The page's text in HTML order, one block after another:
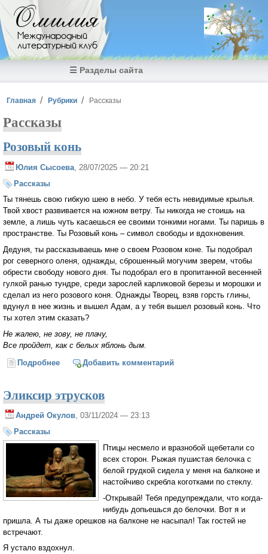
Перейти к основному содержанию
Омилия
Международный
литературный клуб
☰ Разделы сайта
Вы здесь
Главная Рубрики Рассказы
Рассказы
Розовый конь
Юлия Сысоева , 28/07/2025 — 20:21
Рассказы
Ты тянешь свою гибкую шею в небо. У тебя есть невидимые крылья.
Твой хвост развивается на южном ветру. Ты никогда не стоишь на
земле, а лишь чуть касаешься ее своими тонкими ногами. Ты паришь в
пространстве. Ты Розовый конь – символ свободы и вдохновения.
Дедуня, ты рассказываешь мне о своем Розовом коне. Ты подобрал
рог северного оленя, однажды, сброшенный могучим зверем, чтобы
обрести свободу нового дня. Ты подобрал его в пропитанной весенней
гулкой ранью тундре, среди зарослей карликовой березы и морошки и
сделал из него розового коня. Однажды Творец, взяв горсть глины,
вдунул в нее жизнь и вышел Адам, а у тебя вышел розовый конь. Что
ты хотел этим сказать?
Не жалею, не зову, не плачу,
Все пройдет, как с белых яблонь дым.
Подробнее о Розовый конь
Добавить комментарий
Эликсир этрусков
Андрей Окулов, 03/11/2024 — 23:13
Рассказы
Птицы несмело и вразнобой щебетали со
всех сторон. Рыжая пушистая белочка с
белой грудкой сидела у меня на балконе и
настойчиво скребла коготками по стеклу.
-Открывай! Тебя предупреждали, что когда-
нибудь допьешься до белочки. Вот я и
пришла. А ты даже орешков на балконе не насыпал! Так гостей не
встречают.
Я устало вздохнул.